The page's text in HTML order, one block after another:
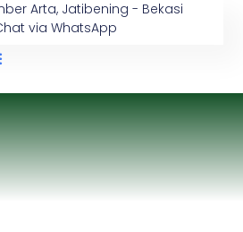
Arta, Jatibening - Bekasi
via WhatsApp